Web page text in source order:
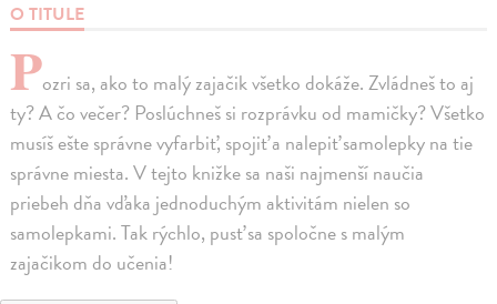
O TITULE
Pozri sa, ako to malý zajačik všetko dokáže. Zvládneš to aj
ty? A čo večer? Poslúchneš si rozprávku od mamičky? Všetko
musíš ešte správne vyfarbiť, spojiť a nalepiť samolepky na tie
správne miesta. V tejto knižke sa naši najmenší naučia
priebeh dňa vďaka jednoduchým aktivitám nielen so
samolepkami. Tak rýchlo, pusť sa spoločne s malým
zajačikom do učenia!